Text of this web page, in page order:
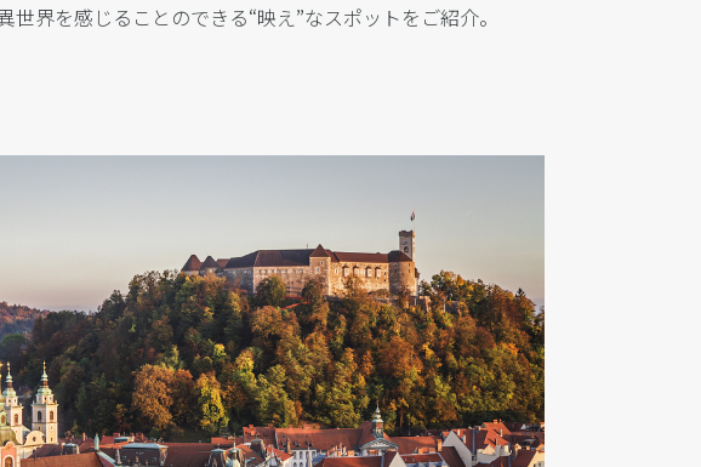
世界を感じることのできる“映え”なスポットをご紹介。